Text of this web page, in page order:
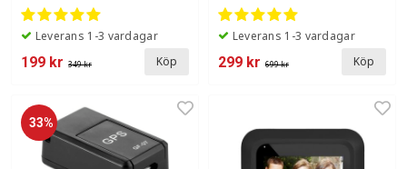
Leverans 1-3 vardagar
199 kr 349 kr Köp
populär
Leverans 1-3 vardagar
299 kr 699 kr Köp
33%